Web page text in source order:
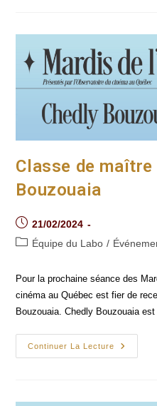
Des
Classe de maître
Bouzouaia
Post
published:
21/02/2024
PostÉquipe du Labo /
Pour la prochaine séance des
cinéma au Québec est fier de
Bouzouaia. Chedly Bouzouaia
Continuer La Lecture
Classe
De